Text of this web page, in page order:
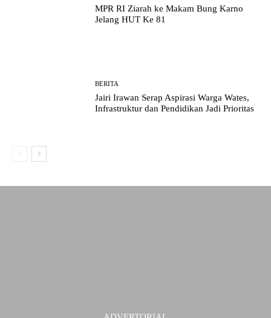
MPR RI Ziarah ke Makam Bung Karno
Jelang HUT Ke 81
BERITA
Jairi Irawan Serap Aspirasi Warga Wates,
Infrastruktur dan Pendidikan Jadi Prioritas